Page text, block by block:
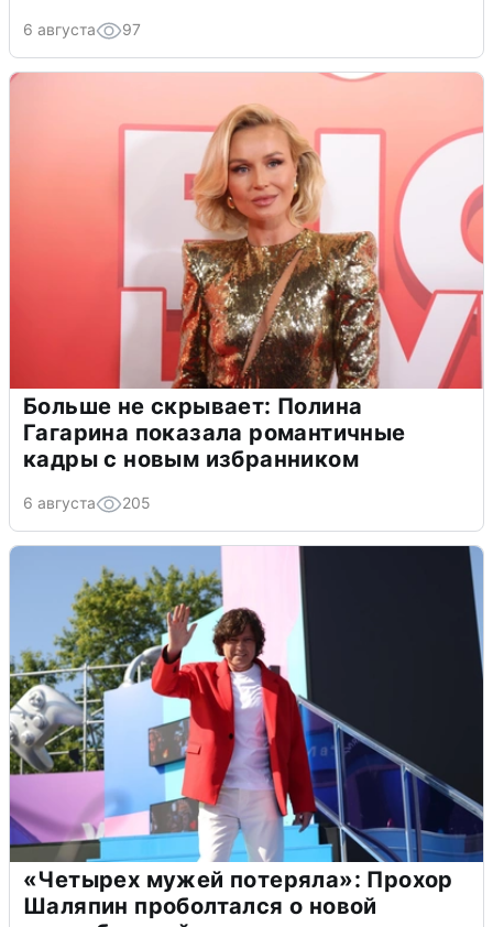
6 августа 97
Больше не скрывает: Полина
Гагарина показала романтичные
кадры с новым избранником
6 августа 205
«Четырех мужей потеряла»: Прохор
Шаляпин проболтался о новой